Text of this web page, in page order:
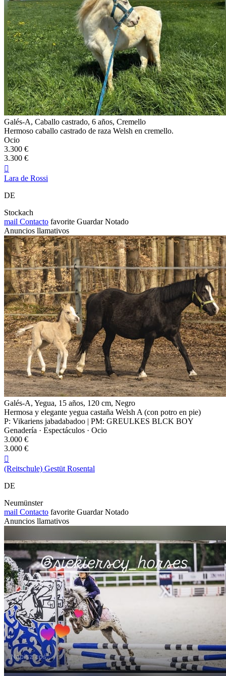
Galés-A, Caballo castrado, 6 años, Cremello
Hermoso caballo castrado de raza Welsh en cremello.
Ocio
3.300 €
3.300 €

Lara de Rossi
DE
Stockach
mail Contacto favorite Guardar Notado
Anuncios llamativos
Galés-A, Yegua, 15 años, 120 cm, Negro
Hermosa y elegante yegua castaña Welsh A (con potro en pie)
P: Vikariens jabadabadoo | PM: GREULKES BLCK BOY
Genadería · Espectáculos · Ocio
3.000 €
3.000 €

(Reitschule) Gestüt Rosental
DE
Neumünster
mail Contacto favorite Guardar Notado
Anuncios llamativos